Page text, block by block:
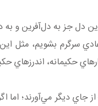
به دل‌آفرين و به
سرگرم بشويم، مثل
اندرز‌هاي
جاي ديگر